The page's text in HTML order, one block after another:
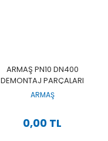
ARMAŞ PN10 DN400
DEMONTAJ PARÇALARI
ARMAŞ
0,00 TL